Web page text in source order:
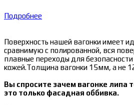
Подробнее
Поверхность нашей вагонки имеет
сравнимую с полированной, вся
плавные переходы для безопасности
кожей.Толщина вагонки 15мм, а не
Вы спросите зачем вагонке липа
это только фасадная оббивка.